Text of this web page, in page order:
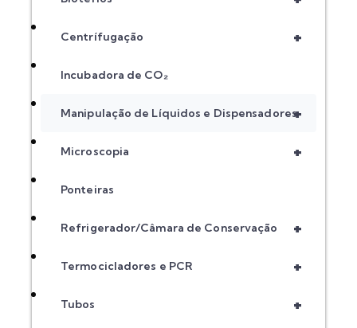
+
Centrífugação
Incubadora de CO₂
+
Manipulação de Líquidos e Dispensadores
+
Microscopia
Ponteiras
+
Refrigerador/Câmara de Conservação
+
Termocicladores e PCR
+
Tubos